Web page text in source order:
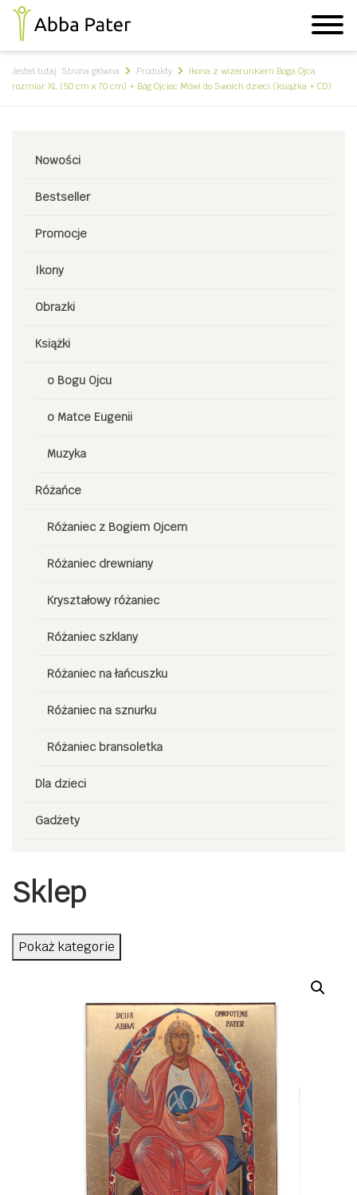
Jesteś tutaj: Strona główna Produkty
Ikona z wizerunkiem Boga Ojca
rozmiar XL (50 cm x 70 cm) + Bóg Ojciec Mówi do Swoich dzieci (książka + CD)
Nowości
Bestseller
Promocje
Ikony
Obrazki
Książki
o Bogu Ojcu
o Matce Eugenii
Muzyka
Różańce
Różaniec z Bogiem Ojcem
Różaniec drewniany
Kryształowy różaniec
Różaniec szklany
Różaniec na łańcuszku
Różaniec na sznurku
Różaniec bransoletka
Dla dzieci
Gadżety
Sklep
Pokaż kategorie